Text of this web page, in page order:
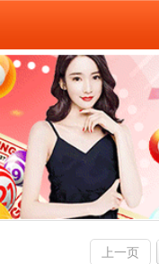
上一页